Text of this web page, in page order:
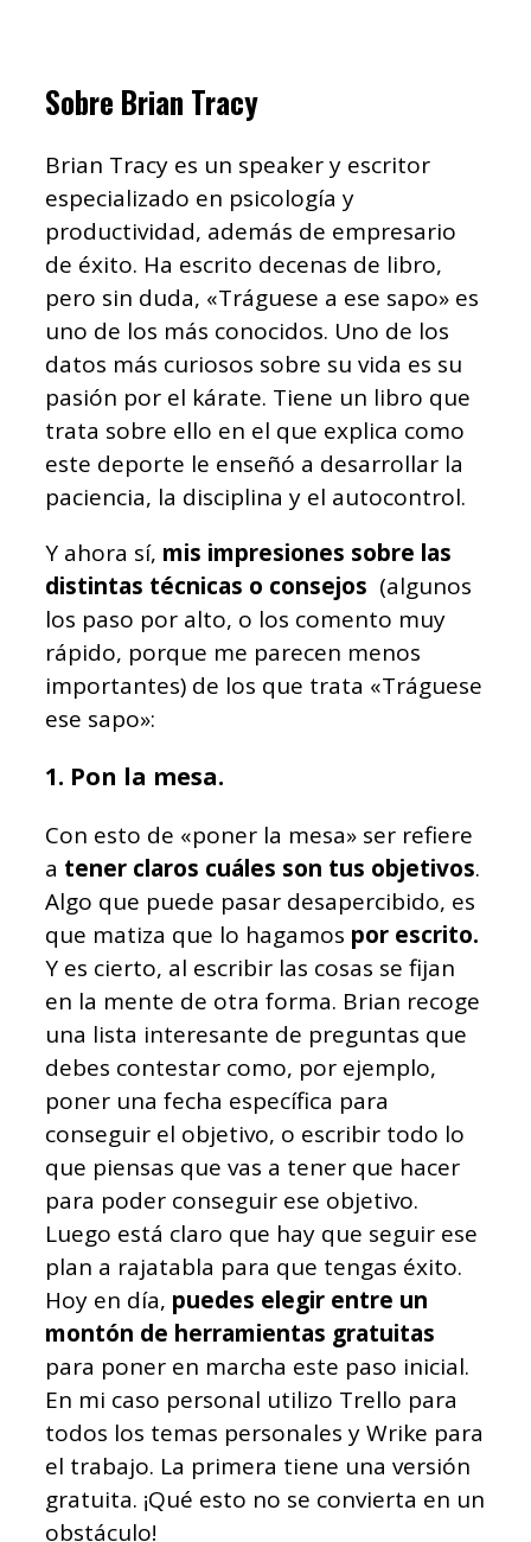
Sobre Brian Tracy
Brian Tracy es un speaker y escritor
especializado en psicología y
productividad, además de empresario
de éxito. Ha escrito decenas de libro,
pero sin duda, «Tráguese a ese sapo» es
uno de los más conocidos. Uno de los
datos más curiosos sobre su vida es su
pasión por el kárate. Tiene un libro que
trata sobre ello en el que explica como
este deporte le enseñó a desarrollar la
paciencia, la disciplina y el autocontrol.
Y ahora sí, mis impresiones sobre las
distintas técnicas o consejos (algunos
los paso por alto, o los comento muy
rápido, porque me parecen menos
importantes) de los que trata «Tráguese
ese sapo»:
1. Pon la mesa.
Con esto de «poner la mesa» ser refiere
a tener claros cuáles son tus objetivos.
Algo que puede pasar desapercibido, es
que matiza que lo hagamos por escrito.
Y es cierto, al escribir las cosas se fijan
en la mente de otra forma. Brian recoge
una lista interesante de preguntas que
debes contestar como, por ejemplo,
poner una fecha específica para
conseguir el objetivo, o escribir todo lo
que piensas que vas a tener que hacer
para poder conseguir ese objetivo.
Luego está claro que hay que seguir ese
plan a rajatabla para que tengas éxito.
Hoy en día, puedes elegir entre un
montón de herramientas gratuitas
para poner en marcha este paso inicial.
En mi caso personal utilizo Trello para
todos los temas personales y Wrike para
el trabajo. La primera tiene una versión
gratuita. ¡Qué esto no se convierta en un
obstáculo!